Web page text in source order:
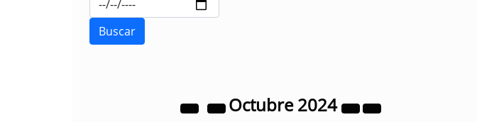
Octubre2024